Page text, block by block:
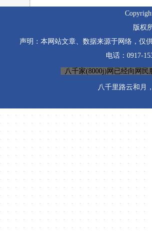
版权
声明：本网站文章、数据来源于网络，仅
电话：0917-
八千家(8000j)网已经向网民
八千里路云和月